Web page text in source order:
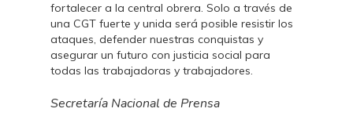
fortalecer a la central obrera. Solo a través de
una CGT fuerte y unida será posible resistir los
ataques, defender nuestras conquistas y
asegurar un futuro con justicia social para
todas las trabajadoras y trabajadores.
Secretaría Nacional de Prensa